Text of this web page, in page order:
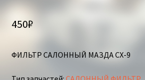
450₽
ФИЛЬТР САЛОННЫЙ МАЗДА СХ-9